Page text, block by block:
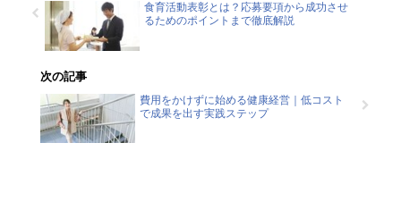
食育活動表彰とは？応募要項から成功させ
るためのポイントまで徹底解説
次の記事
費用をかけずに始める健康経営｜低コスト
で成果を出す実践ステップ